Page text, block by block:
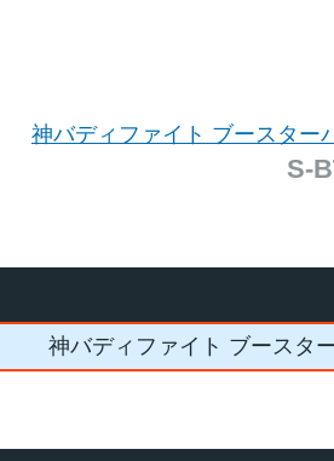
神バディファイト ブースター
S-
神バディファイト ブースタ